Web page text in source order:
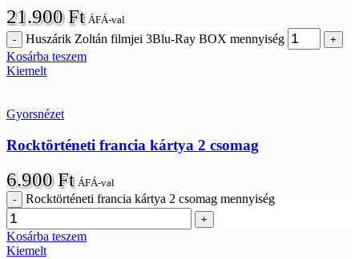
21.900Ft ÁFÁ-val
Huszárik Zoltán filmjei 3Blu-Ray BOX mennyiség
Kosárba teszem
Kiemelt
Gyorsnézet
Rocktörténeti francia kártya 2 csomag
6.900Ft ÁFÁ-val
Rocktörténeti francia kártya 2 csomag mennyiség
Kosárba teszem
Kiemelt